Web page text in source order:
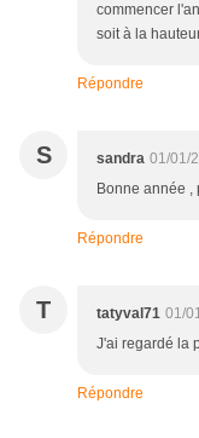
commencer
soit à la
Répondre
S sandra 01/01/
Bonne année
Répondre
T tatyval71 01/
J'ai regardé la
Répondre